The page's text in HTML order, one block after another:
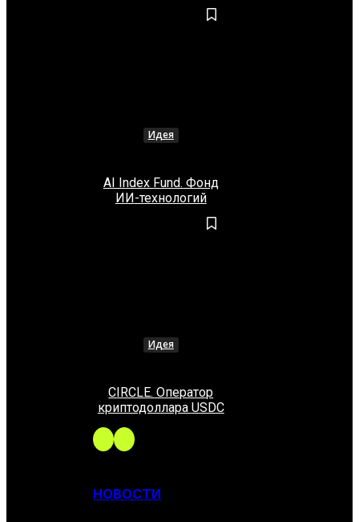
Идея
AI Index Fund. Фонд
ИИ-технологий
Идея
CIRCLE. Оператор
криптодоллара USDC
НОВОСТИ